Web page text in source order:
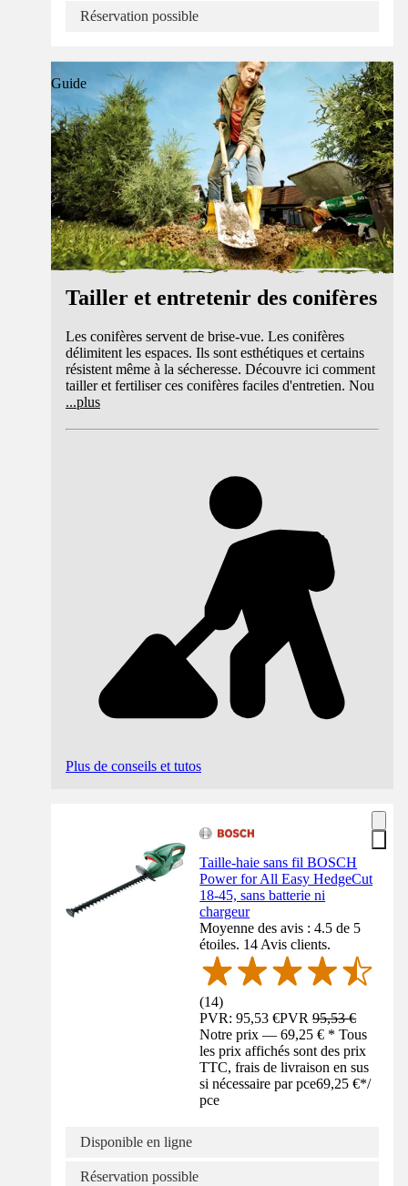
Réservation possible
Guide
Tailler et entretenir des conifères
Les conifères servent de brise-vue. Les conifères
délimitent les espaces. Ils sont esthétiques et certains
résistent même à la sécheresse. Découvre ici comment
tailler et fertiliser ces conifères faciles d'entretien. Nou
...plus
Plus de conseils et tutos
Taille-haie sans fil BOSCH
Power for All Easy HedgeCut
18-45, sans batterie ni
chargeur
Moyenne des avis : 4.5 de 5
étoiles. 14 Avis clients.
(14)
PVR: 95,53 €PVR95,53 €
Notre prix — 69,25 € * Tous
les prix affichés sont des prix
TTC, frais de livraison en sus
si nécessaire par pce69,25 €*/
pce
Disponible en ligne
Réservation possible